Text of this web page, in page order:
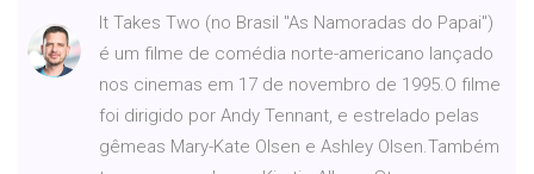
It Takes Two (no Brasil "As Namoradas do Papai")
é um filme de comédia norte-americano lançado
nos cinemas em 17 de novembro de 1995.O filme
foi dirigido por Andy Tennant, e estrelado pelas
gêmeas Mary-Kate Olsen e Ashley Olsen.Também